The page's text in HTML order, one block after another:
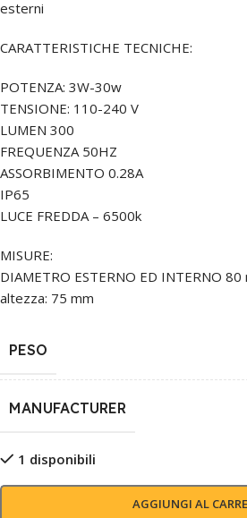
esterni
CARATTERISTICHE TECNICHE:
POTENZA: 3W-30w
TENSIONE: 110-240 V
LUMEN 300
FREQUENZA 50HZ
ASSORBIMENTO 0.28A
IP65
LUCE FREDDA – 6500k
MISURE:
DIAMETRO ESTERNO ED INTERNO 80
altezza: 75 mm
PESO
MANUFACTURER
1 disponibili
AGGIUNGI AL